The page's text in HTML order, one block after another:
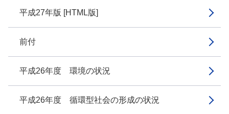
平成27年版 [HTML版]
前付
平成26年度 環境の状況
平成26年度 循環型社会の形成の状況